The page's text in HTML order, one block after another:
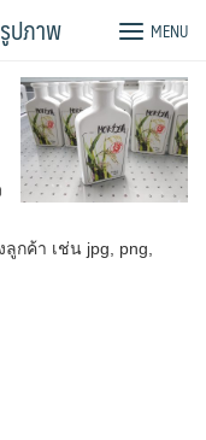
ปภาพ MENU
กค้า เช่น jpg, png,